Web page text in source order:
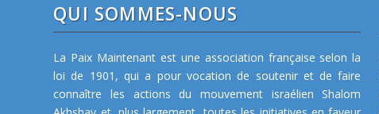
QUI SOMMES-NOUS
La Paix Maintenant est une association française selon la
loi de 1901, qui a pour vocation de soutenir et de faire
connaître les actions du mouvement israélien Shalom